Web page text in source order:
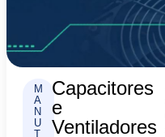
M
A
N
U
T
Capacitores
e
Ventiladores